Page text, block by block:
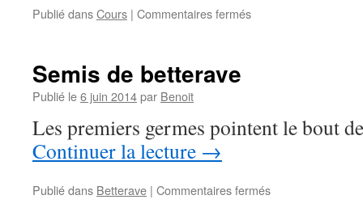
Publié dansCours | Commentaires ferméssur
Semis de betterave
Publié le6 juin 2014par Benoit
Les premiers germes pointent le bout
Continuer la lecture →
Publié dans Betterave | Commentaires ferméssur